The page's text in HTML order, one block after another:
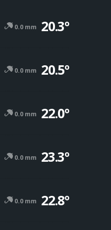
0.0 mm 20.3º
0.0 mm 20.5º
0.0 mm 22.0º
0.0 mm 23.3º
0.0 mm 22.8º